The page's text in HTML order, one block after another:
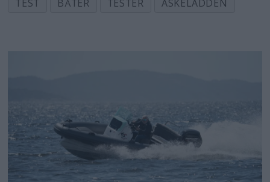
TEST BÅTER TESTER ASKELADDEN